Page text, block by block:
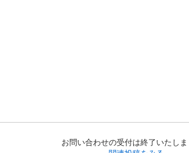
お問い合わせの受付は終了いたしま